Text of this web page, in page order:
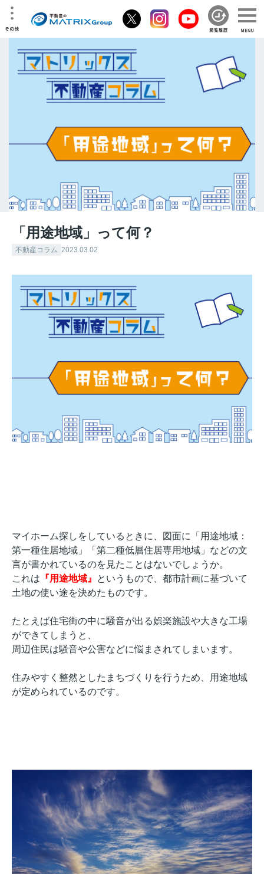
「用途地域」って何？
不動産コラム 2023.03.02
マイホーム探しをしているときに、図面に「用途地域：
第一種住居地域」「第二種低層住居専用地域」などの文
言が書かれているのを見たことはないでしょうか。
これは 『用途地域』
というもので、都市計画に基づいて
土地の使い途を決めたものです。
たとえば住宅街の中に騒音が出る娯楽施設や大きな工場
ができてしまうと、
周辺住民は騒音や公害などに悩まされてしまいます。
住みやすく整然としたまちづくりを行うため、用途地域
が定められているのです。